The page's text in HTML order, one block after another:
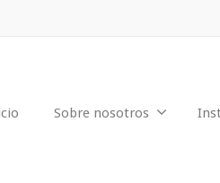
Sobre nosotros